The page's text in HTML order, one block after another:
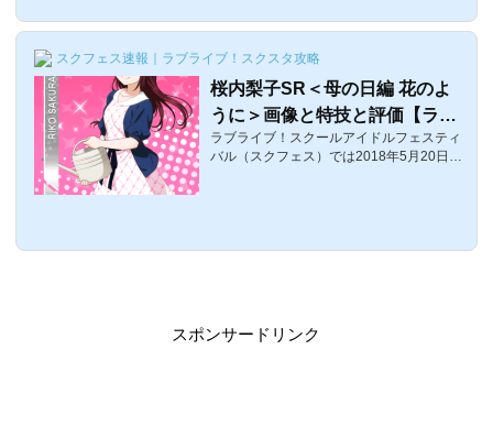
す！高海千歌SR＜母の日編＞覚醒前後の画
レベル13223029303690 レベル6033060 3
7604520 レベル8043340 4040 4800特技
ありがとうの一冊効果（初期）: リズムア
イコン18個ごとに26%の確率で判定が3.5
秒強化される効果（最大）: リズムアイコ
ン18個ごと...
スクフェス速報｜ラブライブ！スクスタ攻略
桜内梨子SR＜母の日編 花のよ
うに＞画像と特技と評価【ラブ
ライブ！スクフェス】
ラブライブ！スクールアイドルフェスティ
バル（スクフェス）では2018年5月20日〜
します！桜内梨子SR＜母の日編＞覚醒前後
技花のように効果（初期）: リズムアイコ
ン25個ごとに30%の確率でスコアが415増
スポンサードリンク